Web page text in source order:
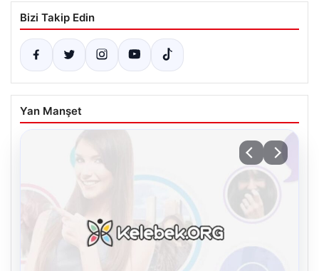
Bizi Takip Edin
Yan Manşet